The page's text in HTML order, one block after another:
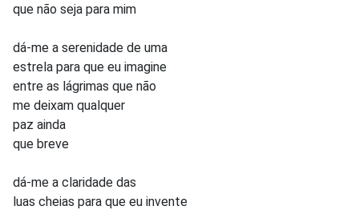
que não seja para mim
dá-me a serenidade de uma
estrela para que eu imagine
entre as lágrimas que não
me deixam qualquer
paz ainda
que breve
dá-me a claridade das
luas cheias para que eu invente